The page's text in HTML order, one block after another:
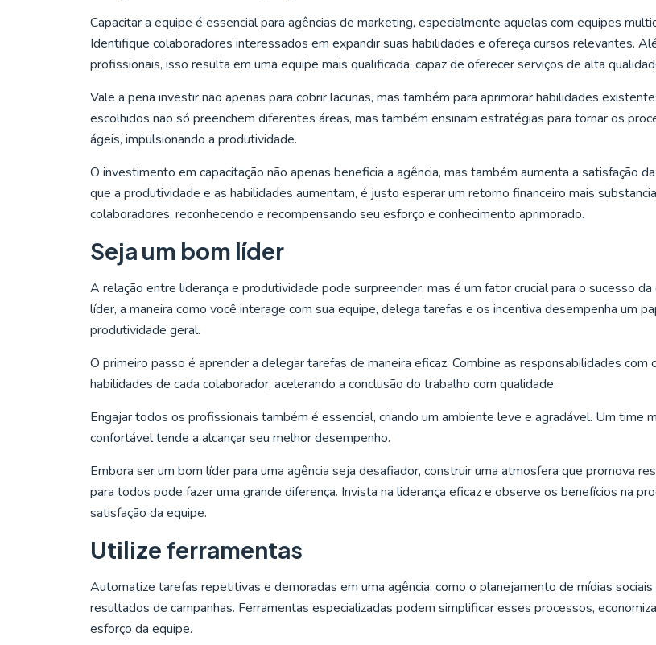
Capacitar a equipe é essencial para agências de marketing, especialmente aquelas com equipes
Identifique colaboradores interessados em expandir suas habilidades e ofereça cursos relevantes.
profissionais, isso resulta em uma equipe mais qualificada, capaz de oferecer serviços de alta
Vale a pena investir não apenas para cobrir lacunas, mas também para aprimorar habilidades
escolhidos não só preenchem diferentes áreas, mas também ensinam estratégias para tornar os
ágeis, impulsionando a produtividade.
O investimento em capacitação não apenas beneficia a agência, mas também aumenta a satisfação
que a produtividade e as habilidades aumentam, é justo esperar um retorno financeiro mais
colaboradores, reconhecendo e recompensando seu esforço e conhecimento aprimorado.
Seja um bom líder
A relação entre liderança e produtividade pode surpreender, mas é um fator crucial para o sucesso da
líder, a maneira como você interage com sua equipe, delega tarefas e os incentiva desempenha um
produtividade geral.
O primeiro passo é aprender a delegar tarefas de maneira eficaz. Combine as responsabilidades com
habilidades de cada colaborador, acelerando a conclusão do trabalho com qualidade.
Engajar todos os profissionais também é essencial, criando um ambiente leve e agradável. Um time
confortável tende a alcançar seu melhor desempenho.
Embora ser um bom líder para uma agência seja desafiador, construir uma atmosfera que promova
para todos pode fazer uma grande diferença. Invista na liderança eficaz e observe os benefícios na
satisfação da equipe.
Utilize ferramentas
Automatize tarefas repetitivas e demoradas em uma agência, como o planejamento de mídias sociais
resultados de campanhas. Ferramentas especializadas podem simplificar esses processos,
esforço da equipe.